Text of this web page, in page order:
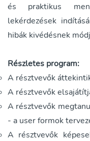
és praktikus
lekérdezések
hibák kivédésnek
Részletes program:
A résztvevők
A résztvevők
A résztvevők
- a user formok
A résztvevők